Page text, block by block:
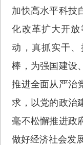
加快高水平科技
化改革扩大开
动，真抓实干
棒，为强国建设
推进全面从严治
求，以党的政治
毫不松懈推进政
做好经济社会发